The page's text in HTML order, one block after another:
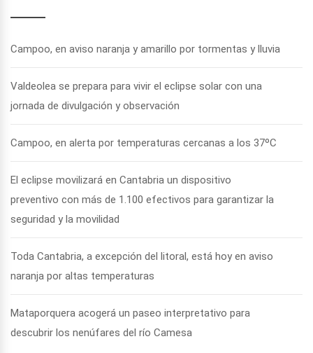
Campoo, en aviso naranja y amarillo por tormentas y lluvia
Valdeolea se prepara para vivir el eclipse solar con una
jornada de divulgación y observación
Campoo, en alerta por temperaturas cercanas a los 37ºC
El eclipse movilizará en Cantabria un dispositivo
preventivo con más de 1.100 efectivos para garantizar la
seguridad y la movilidad
Toda Cantabria, a excepción del litoral, está hoy en aviso
naranja por altas temperaturas
Mataporquera acogerá un paseo interpretativo para
descubrir los nenúfares del río Camesa